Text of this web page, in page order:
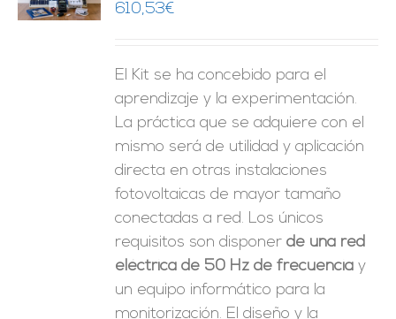
610,53€
El Kit se ha concebido para el
aprendizaje y la experimentación.
La práctica que se adquiere con el
mismo será de utilidad y aplicación
directa en otras instalaciones
fotovoltaicas de mayor tamaño
conectadas a red. Los únicos
requisitos son disponerde una red
eléctrica de 50 Hz de frecuencia y
un equipo informático para la
monitorización. El diseño y la